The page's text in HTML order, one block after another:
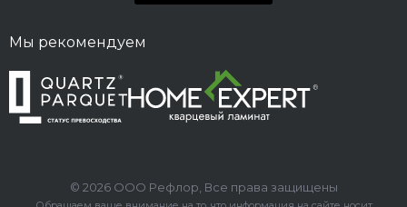
Мы рекомендуем
© 2026 ООО Рефлор, Все права защищены